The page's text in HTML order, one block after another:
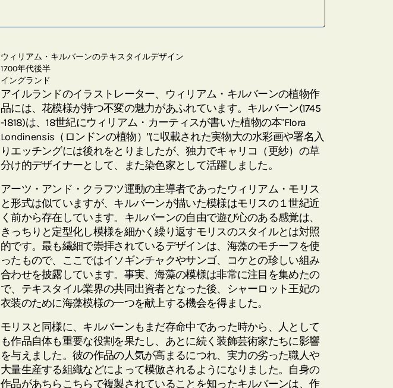
ウィリアム・キルバーンのテキスタイルデザイン
1700年代後半
イングランド
アイルランドのイラストレーター、ウィリアム・キルバーンの植物作
品には、花模様が持つ不変の魅力があふれています。キルバーン(1745
-1818)は、18世紀にウィリアム・カーティスが書いた植物の本"Flora
Londinensis（ロンドンの植物）"に収載された実物大の水彩画や署名入
りエッチングには後れをとりましたが、独力でキャリコ（更紗）の草
分け的デザイナーとして、また染色家として活躍しました。
アーツ・アンド・クラフツ運動の主導者であったウィリアム・モリス
と形式は似ていますが、キルバーンが描いた模様はモリスの１世紀近
く前から存在しています。キルバーンの自由で遊び心のある感覚は、
きっちりと定型化し模様を細かく繰り返すモリスのスタイルとは対照
的です。最も繊細で崇拝されているデザインは、海藻のモチーフを使
ったもので、ここではイソギンチャクやサンゴ、コケとの珍しい組み
合わせを披露しています。事実、海藻の模様は非常に注目を集めたの
で、テキスタイル業界の共同出資者となった後、シャーロット王妃の
衣装のために海藻模様の一つを献上する機会を得ました。
モリスと同様に、キルバーンもまだ存命中であった時から、人として
も作品自体も重要な役割を果たし、あとに続く装飾芸術家たちに影響
を与えました。彼の作品の人気が高まるにつれ、実力の劣った職人や
大量生産する組織などによって模倣されるようになりました。自身の
作品があちらこちらで複製されていることを知ったキルバーンは、作